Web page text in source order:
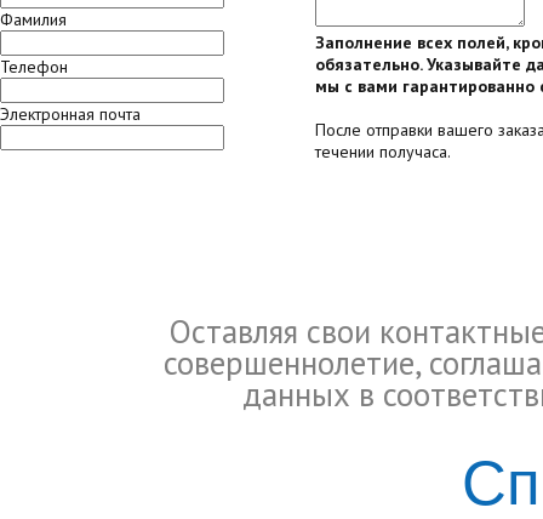
Фамилия
Телефон
Электронная почта
Заполнение всех полей,
обязательно. Указывайте
мы с вами гарантированно
После отправки вашего
течении получаса.
Оставляя свои
совершеннолетие,
данных в